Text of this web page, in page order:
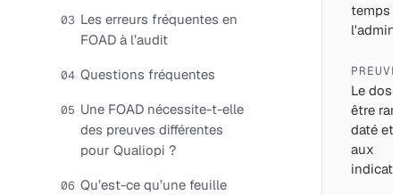
03 Les erreurs fréquentes en
FOAD à l’audit
04 Questions fréquentes
05 Une FOAD nécessite-t-elle
des preuves différentes
pour Qualiopi ?
06 Qu’est-ce qu’une feuille
temps
PREUVE
Le
être
daté et
aux